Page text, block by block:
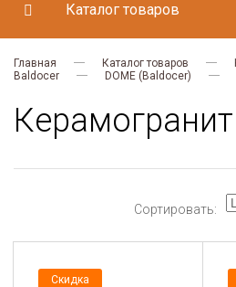
Каталог товаров
Главная Каталог товаров
Baldocer
DOME (Baldocer)
Керамогранит
Сортировать:
Скидка